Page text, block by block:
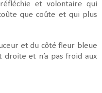
et volontaire qui
que coûte et qui plus
et du côté fleur bleue
et n’a pas froid aux